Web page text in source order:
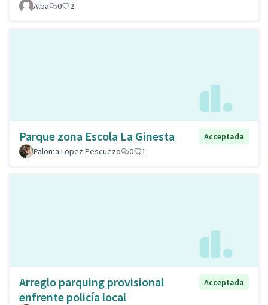
Alba 0 2
Parque zona Escola La Ginesta
Acceptada
Paloma Lopez Pescuezo
0 1
Arreglo parquing provisional
enfrente policía local
Acceptada